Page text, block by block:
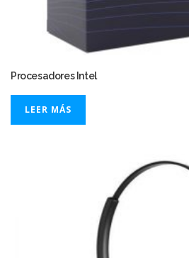
Procesadores Intel
LEER MÁS